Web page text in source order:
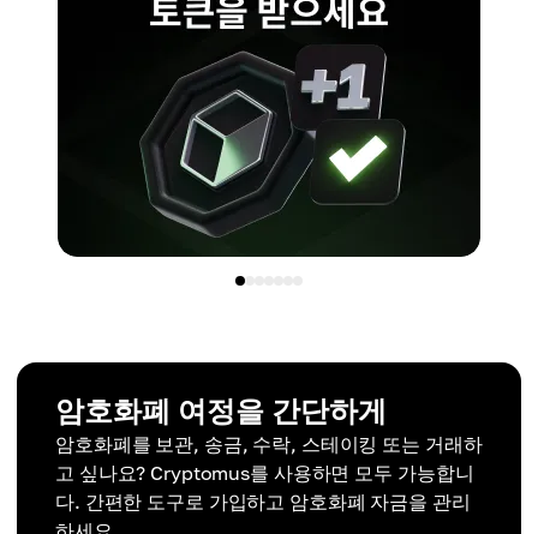
암호화폐 여정을 간단하게
암호화폐를 보관, 송금, 수락, 스테이킹 또는 거래하
고 싶나요? Cryptomus를 사용하면 모두 가능합니
다. 간편한 도구로 가입하고 암호화폐 자금을 관리